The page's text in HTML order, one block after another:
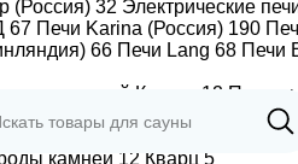
(Россия) 32 Электрические
67 Печи Karina (Россия) 190
66 Печи Lang 68 Печи
для печей Костер 12
13 Пульты ВЕЗУВИЙ
камней 12 Кварц 5